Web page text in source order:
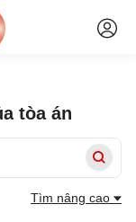
tòa án
Tìm nâng cao